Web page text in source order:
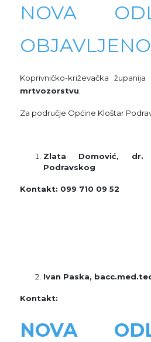
NOVA
Koprivničko-križevačka
mrtvozorstvu
Za područje Općine Kloštar
Zlata Domović,
Podravskog
Kontakt: 099 710 09 52
Ivan Paska,
Kontakt:
NOVA